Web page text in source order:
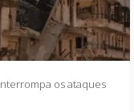
os ataques